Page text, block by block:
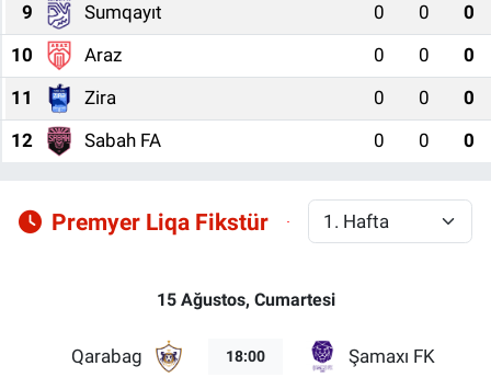
9
Sumqayıt 0 0
0
10
Araz 0 0
0
11
Zira 0 0
0
12
Sabah FA 0 0 0
Premyer Liqa Fikstür
15 Ağustos, Cumartesi
Qarabag 18:00 Şamaxı FK